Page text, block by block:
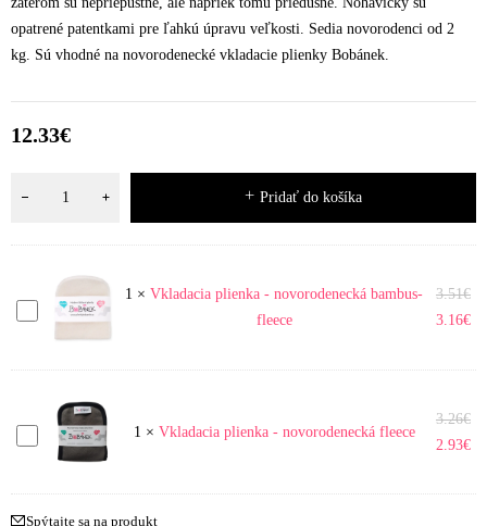
opatrené patentkami pre ľahkú úpravu veľkosti. Sedia novorodenci od 2
kg. Sú vhodné na novorodenecké vkladacie plienky Bobánek.
12.33€
Pridať do košíka
Vkladacia
plienka
novorodenecká
bambus-
fleece
1 ×Vkladacia plienka - novorodenecká bambus-
fleece
3.51€
3.16€
Vkladacia
plienka
novorodenecká
1 × Vkladacia plienka - novorodenecká fleece
3.26€
2.93€
Spýtajte sa na produkt